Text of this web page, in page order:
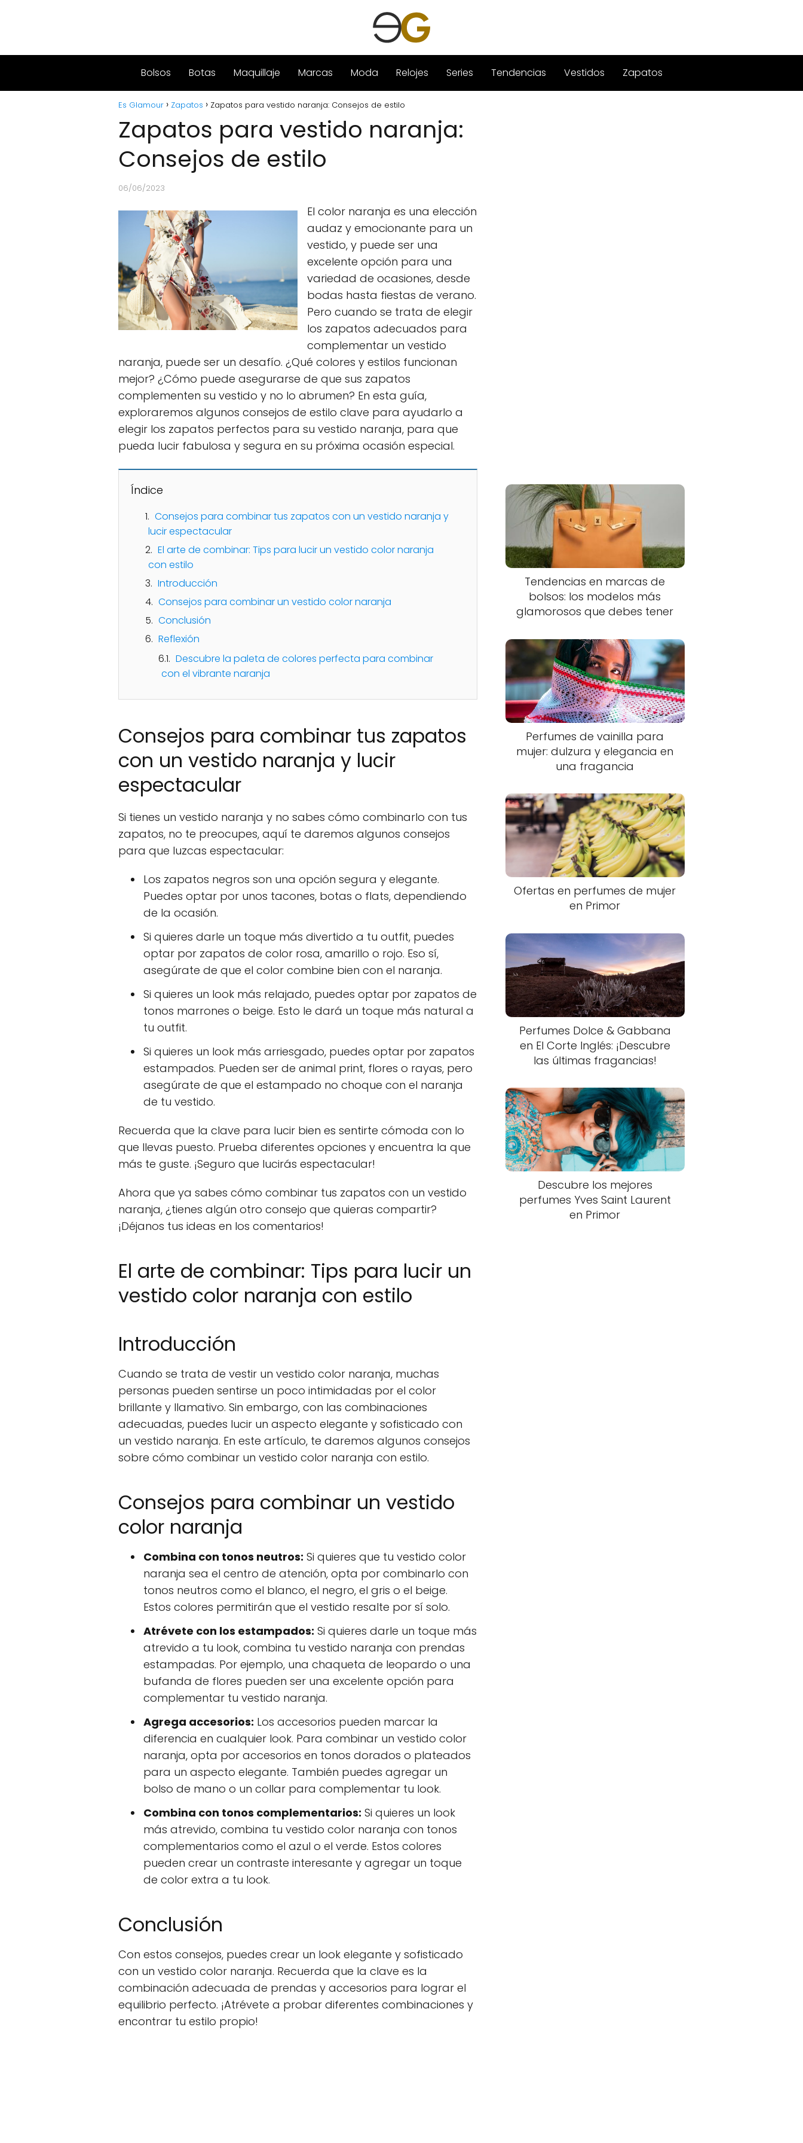
Bolsos Botas Maquillaje Marcas Moda Relojes Series Tendencias Vestidos Zapatos
Es Glamour Zapatos Zapatos para vestido naranja: Consejos de estilo
Zapatos para vestido naranja:
Consejos de estilo
06/06/2023
El color naranja es una elección
audaz y emocionante para un
vestido, y puede ser una
excelente opción para una
variedad de ocasiones, desde
bodas hasta fiestas de verano.
Pero cuando se trata de elegir
los zapatos adecuados para
complementar un vestido
naranja, puede ser un desafío. ¿Qué colores y estilos funcionan
mejor? ¿Cómo puede asegurarse de que sus zapatos
complementen su vestido y no lo abrumen? En esta guía,
exploraremos algunos consejos de estilo clave para ayudarlo a
elegir los zapatos perfectos para su vestido naranja, para que
pueda lucir fabulosa y segura en su próxima ocasión especial.
Índice
Consejos para combinar tus zapatos con un vestido naranja y
lucir espectacular
El arte de combinar: Tips para lucir un vestido color naranja
con estilo
Introducción
Consejos para combinar un vestido color naranja
Conclusión
Reflexión
Descubre la paleta de colores perfecta para combinar
con el vibrante naranja
Consejos para combinar tus zapatos
con un vestido naranja y lucir
espectacular
Si tienes un vestido naranja y no sabes cómo combinarlo con tus
zapatos, no te preocupes, aquí te daremos algunos consejos
para que luzcas espectacular:
Los zapatos negros son una opción segura y elegante.
Puedes optar por unos tacones, botas o flats, dependiendo
de la ocasión.
Si quieres darle un toque más divertido a tu outfit, puedes
optar por zapatos de color rosa, amarillo o rojo. Eso sí,
asegúrate de que el color combine bien con el naranja.
Si quieres un look más relajado, puedes optar por zapatos de
tonos marrones o beige. Esto le dará un toque más natural a
tu outfit.
Si quieres un look más arriesgado, puedes optar por zapatos
estampados. Pueden ser de animal print, flores o rayas, pero
asegúrate de que el estampado no choque con el naranja
de tu vestido.
Recuerda que la clave para lucir bien es sentirte cómoda con lo
que llevas puesto. Prueba diferentes opciones y encuentra la que
más te guste. ¡Seguro que lucirás espectacular!
Ahora que ya sabes cómo combinar tus zapatos con un vestido
naranja, ¿tienes algún otro consejo que quieras compartir?
¡Déjanos tus ideas en los comentarios!
El arte de combinar: Tips para lucir un
vestido color naranja con estilo
Introducción
Cuando se trata de vestir un vestido color naranja, muchas
personas pueden sentirse un poco intimidadas por el color
brillante y llamativo. Sin embargo, con las combinaciones
adecuadas, puedes lucir un aspecto elegante y sofisticado con
un vestido naranja. En este artículo, te daremos algunos consejos
sobre cómo combinar un vestido color naranja con estilo.
Consejos para combinar un vestido
color naranja
Combina con tonos neutros: Si quieres que tu vestido color
naranja sea el centro de atención, opta por combinarlo con
tonos neutros como el blanco, el negro, el gris o el beige.
Estos colores permitirán que el vestido resalte por sí solo.
Atrévete con los estampados: Si quieres darle un toque más
atrevido a tu look, combina tu vestido naranja con prendas
estampadas. Por ejemplo, una chaqueta de leopardo o una
bufanda de flores pueden ser una excelente opción para
complementar tu vestido naranja.
Agrega accesorios: Los accesorios pueden marcar la
diferencia en cualquier look. Para combinar un vestido color
naranja, opta por accesorios en tonos dorados o plateados
para un aspecto elegante. También puedes agregar un
bolso de mano o un collar para complementar tu look.
Combina con tonos complementarios: Si quieres un look
más atrevido, combina tu vestido color naranja con tonos
complementarios como el azul o el verde. Estos colores
pueden crear un contraste interesante y agregar un toque
de color extra a tu look.
Conclusión
Con estos consejos, puedes crear un look elegante y sofisticado
con un vestido color naranja. Recuerda que la clave es la
combinación adecuada de prendas y accesorios para lograr el
equilibrio perfecto. ¡Atrévete a probar diferentes combinaciones y
encontrar tu estilo propio!
Tendencias en marcas de
bolsos: los modelos más
glamorosos que debes tener
Perfumes de vainilla para
mujer: dulzura y elegancia en
una fragancia
Ofertas en perfumes de mujer
en Primor
Perfumes Dolce & Gabbana
en El Corte Inglés: ¡Descubre
las últimas fragancias!
Descubre los mejores
perfumes Yves Saint Laurent
en Primor